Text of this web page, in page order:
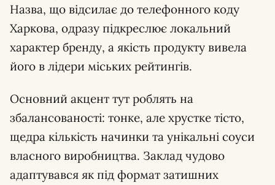
Назва, що відсилає до телефонного коду
Харкова, одразу підкреслює локальний
характер бренду, а якість продукту вивела
його в лідери міських рейтингів.
Основний акцент тут роблять на
збалансованості: тонке, але хрустке тісто,
щедра кількість начинки та унікальні соуси
власного виробництва. Заклад чудово
адаптувався як під формат затишних